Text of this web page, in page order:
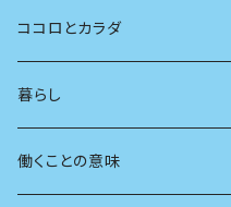
批評
アンソロジー
自伝・伝記
その他
インテリア
ファッション
テレビ
ラジオ
マガジン
読書
自分で読めるようになったら
大人も楽しい絵本
海外絵本
男性作家
女性作家
その他
ココロとカラダ
フェミニズム
カウンセリング
暮らし
料理
働くことの意味